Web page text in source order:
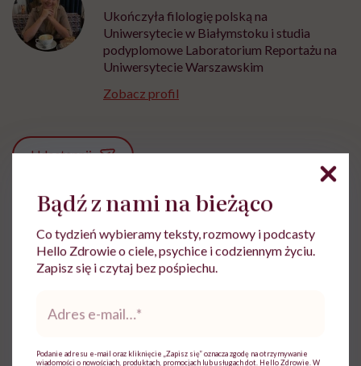
Ukończyła filologię polską na
Uniwersytecie w Białymstoku i studia
podyplomowe Laboratorium Reportażu na
Uniwersytecie Warszawskim
Zobacz profil
Udostępnij
Powiązane tematy:
Choroby układu moczowego Mocz
Bądź z nami na bieżąco
Co tydzień wybieramy teksty, rozmowy i podcasty
Hello Zdrowie o ciele, psychice i codziennym życiu.
Zapisz się i czytaj bez pośpiechu.
*
Podanie adresu e-mail oraz kliknięcie „Zapisz się” oznacza zgodę na otrzymywanie
wiadomości o nowościach, produktach, promocjach lub usługach dot. Hello Zdrowie. W